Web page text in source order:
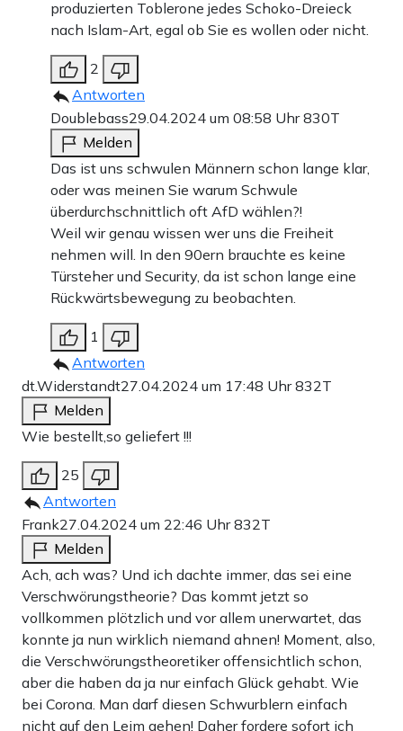
produzierten Toblerone jedes Schoko-Dreieck
nach Islam-Art, egal ob Sie es wollen oder nicht.
2
Antworten
Doublebass29.04.2024 um 08:58 Uhr830T
Melden
Das ist uns schwulen Männern schon lange klar,
oder was meinen Sie warum Schwule
überdurchschnittlich oft AfD wählen?!
Weil wir genau wissen wer uns die Freiheit
nehmen will. In den 90ern brauchte es keine
Türsteher und Security, da ist schon lange eine
Rückwärtsbewegung zu beobachten.
1
Antworten
dt.Widerstandt27.04.2024 um 17:48 Uhr832T
Melden
Wie bestellt,so geliefert !!!
25
Antworten
Frank27.04.2024 um 22:46 Uhr832T
Melden
Ach, ach was? Und ich dachte immer, das sei eine
Verschwörungstheorie? Das kommt jetzt so
vollkommen plötzlich und vor allem unerwartet, das
konnte ja nun wirklich niemand ahnen! Moment, also,
die Verschwörungstheoretiker offensichtlich schon,
aber die haben da ja nur einfach Glück gehabt. Wie
bei Corona. Man darf diesen Schwurblern einfach
nicht auf den Leim gehen! Daher fordere sofort ich